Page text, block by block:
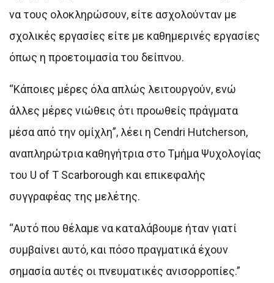
να τους ολοκληρώσουν, είτε ασχολούνταν με
σχολικές εργασίες είτε με καθημερινές εργασίες
όπως η προετοιμασία του δείπνου.
“Κάποιες μέρες όλα απλώς λειτουργούν, ενώ
άλλες μέρες νιώθεις ότι προωθείς πράγματα
μέσα από την ομίχλη”, λέει η Cendri Hutcherson,
αναπληρώτρια καθηγήτρια στο Τμήμα Ψυχολογίας
του U of T Scarborough και επικεφαλής
συγγραφέας της μελέτης.
“Αυτό που θέλαμε να καταλάβουμε ήταν γιατί
συμβαίνει αυτό, και πόσο πραγματικά έχουν
σημασία αυτές οι πνευματικές ανισορροπίες.”